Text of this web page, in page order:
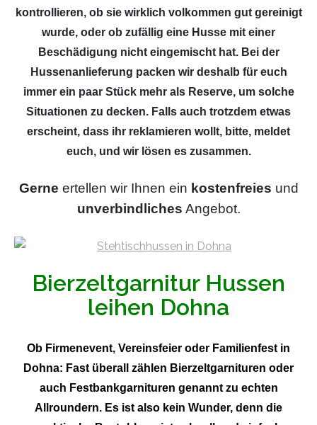
kontrollieren, ob sie wirklich volkommen gut gereinigt
wurde, oder ob zufällig eine Husse mit einer
Beschädigung nicht eingemischt hat. Bei der
Hussenanlieferung packen wir deshalb für euch
immer ein paar Stück mehr als Reserve, um solche
Situationen zu decken. Falls auch trotzdem etwas
erscheint, dass ihr reklamieren wollt, bitte, meldet
euch, und wir lösen es zusammen.
Gerne ertellen wir Ihnen ein kostenfreies und
unverbindliches Angebot.
Bierzeltgarnitur Hussen
leihen Dohna
Ob Firmenevent, Vereinsfeier oder Familienfest in
Dohna: Fast überall zählen Bierzeltgarnituren oder
auch Festbankgarnituren genannt zu echten
Allroundern. Es ist also kein Wunder, denn die